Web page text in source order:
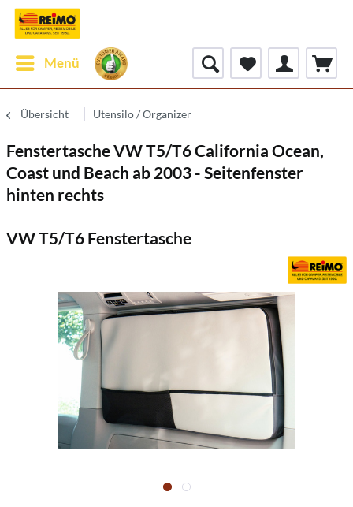
Menü
Übersicht Utensilo / Organizer
Fenstertasche VW T5/T6 California Ocean,
Coast und Beach ab 2003 - Seitenfenster
hinten rechts
VW T5/T6 Fenstertasche